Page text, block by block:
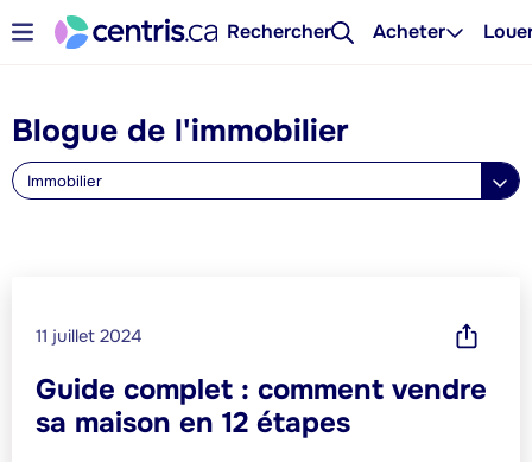
Rechercher Acheter
Blogue de l'immobilier
Immobilier
11 juillet 2024
Guide complet : comment vendre
sa maison en 12 étapes